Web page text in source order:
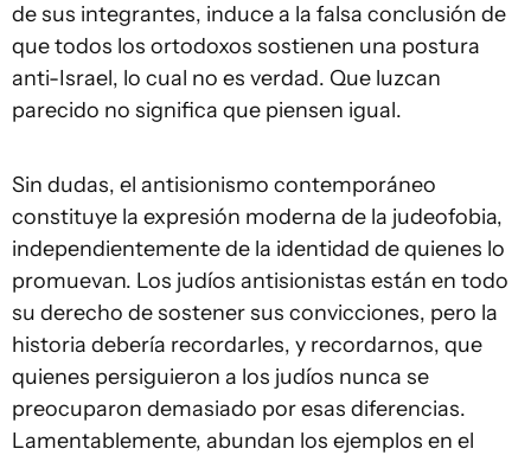
de sus integrantes, induce a la falsa conclusión de
que todos los ortodoxos sostienen una postura
anti-Israel, lo cual no es verdad. Que luzcan
parecido no significa que piensen igual.
Sin dudas, el antisionismo contemporáneo
constituye la expresión moderna de la judeofobia,
independientemente de la identidad de quienes lo
promuevan. Los judíos antisionistas están en todo
su derecho de sostener sus convicciones, pero la
historia debería recordarles, y recordarnos, que
quienes persiguieron a los judíos nunca se
preocuparon demasiado por esas diferencias.
Lamentablemente, abundan los ejemplos en el